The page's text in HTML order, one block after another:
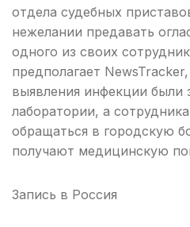
отдела судебных
нежелании предавать
одного из своих
предполагает
выявления инфекции были
лаборатории, а
обращаться в городскую
получают медицинскую
Запись в Россия